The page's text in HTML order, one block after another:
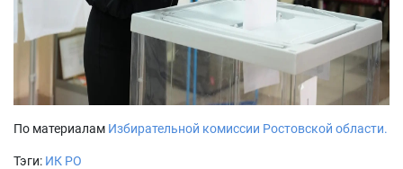
По материалам Избирательной комиссии Ростовской области.
Тэги: ИК РО